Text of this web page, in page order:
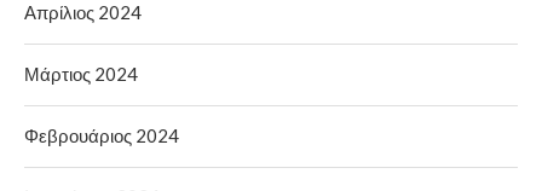
Απρίλιος 2024
Μάρτιος 2024
Φεβρουάριος 2024